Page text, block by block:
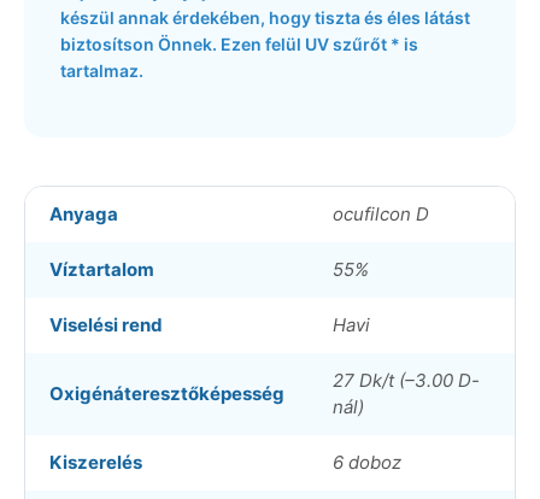
készül annak érdekében, hogy tiszta és éles látást
biztosítson Önnek. Ezen felül UV szűrőt * is
tartalmaz.
Anyaga ocufilcon D
Víztartalom 55%
Viselési rend Havi
Oxigénáteresztőképesség
27 Dk/t (–3.00 D-
nál)
Kiszerelés 6 doboz